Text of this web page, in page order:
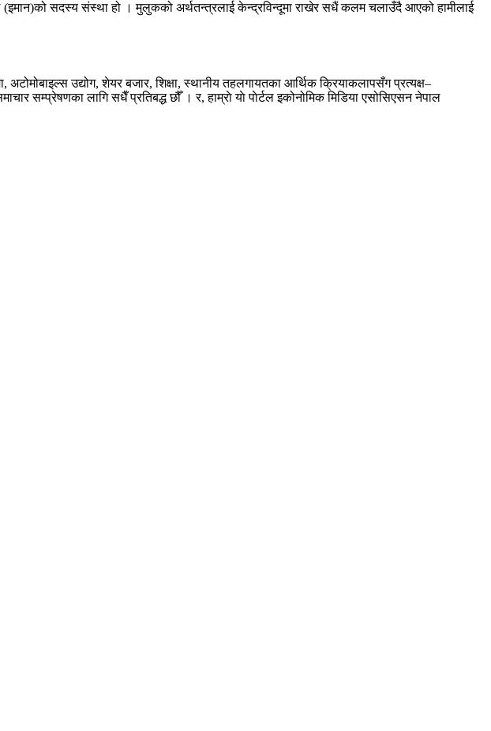
सदस्य संस्था हो । मुलुकको अर्थतन्त्रलाई केन्द्रविन्दूमा राखेर सधैं कलम चलाउँदै आएको हामीलाई
अटोमोबाइल्स उद्योग, शेयर बजार, शिक्षा, स्थानीय तहलगायतका आर्थिक क्रियाकलापसँग प्रत्यक्ष–
सम्प्रेषणका लागि सधैँ प्रतिबद्ध छौँ । र, हाम्राे याे पाेर्टल इकोनोमिक मिडिया एसोसिएसन नेपाल